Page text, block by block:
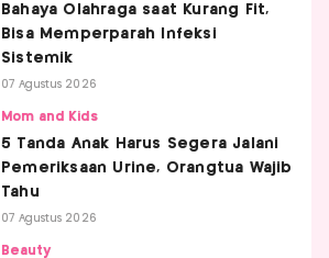
Bahaya Olahraga saat Kurang Fit,
Bisa Memperparah Infeksi
Sistemik
07 Agustus 2026
Mom and Kids
5 Tanda Anak Harus Segera Jalani
Pemeriksaan Urine, Orangtua Wajib
Tahu
07 Agustus 2026
Beauty